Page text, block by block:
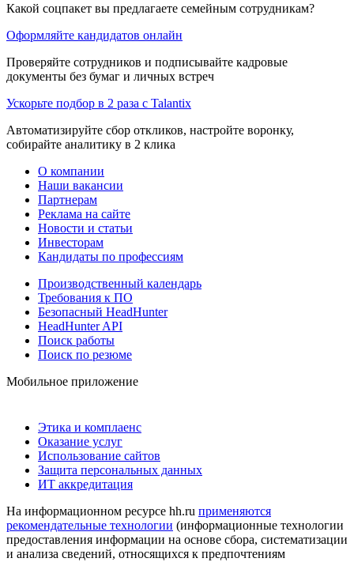
Какой соцпакет вы предлагаете семейным сотрудникам?
Оформляйте кандидатов онлайн
Проверяйте сотрудников и подписывайте кадровые
документы без бумаг и личных встреч
Ускорьте подбор в 2 раза с Talantix
Автоматизируйте сбор откликов, настройте воронку,
собирайте аналитику в 2 клика
О компании
Наши вакансии
Партнерам
Реклама на сайте
Новости и статьи
Инвесторам
Кандидаты по профессиям
Производственный календарь
Требования к ПО
Безопасный HeadHunter
HeadHunter API
Поиск работы
Поиск по резюме
Мобильное приложение
Этика и комплаенс
Оказание услуг
Использование сайтов
Защита персональных данных
ИТ аккредитация
На информационном ресурсе hh.ru применяются
рекомендательные технологии (информационные технологии
предоставления информации на основе сбора, систематизации
и анализа сведений, относящихся к предпочтениям